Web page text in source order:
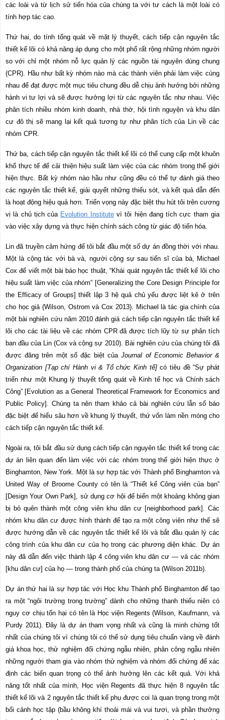
các loài và từ lịch sử tiến hóa của chúng ta với tư cách là một loài có
tính hợp tác cao.
Thứ hai, do tính tổng quát về mặt lý thuyết, cách tiếp cận nguyên tắc
thiết kế lõi có khả năng áp dụng cho một phổ rất rộng những nhóm người
so với chỉ một nhóm nỗ lực quản lý các nguồn tài nguyên dùng chung
(CPR). Hầu như bất kỳ nhóm nào mà các thành viên phải làm việc cùng
nhau để đạt được một mục tiêu chung đều dễ chịu ảnh hưởng bởi những
hành vi tư lợi và sẽ được hưởng lợi từ các nguyên tắc như nhau. Việc
phân tích nhiều nhóm kinh doanh, nhà thờ, hội tình nguyện và khu dân
cư đô thị sẽ mang lại kết quả tương tự như phân tích của Lin về các
nhóm CPR.
Thứ ba, cách tiếp cận nguyên tắc thiết kế lõi có thể cung cấp một khuôn
khổ thực tế để cải thiện hiệu suất làm việc của các nhóm trong thế giới
hiện thực. Bất kỳ nhóm nào hầu như cũng đều có thể tự đánh giá theo
các nguyên tắc thiết kế, giải quyết những thiếu sót, và kết quả dẫn đến
là hoạt động hiệu quả hơn. Triển vọng này đặc biệt thu hút tôi trên cương
vị là chủ tịch của Evolution Institutevì tôi hiện đang tích cực tham gia
vào việc xây dựng và thực hiện chính sách công từ giác độ tiến hóa.
Lin đã truyền cảm hứng để tôi bắt đầu một số dự án đồng thời với nhau.
Một là cộng tác với bà và, người cộng sự sau tiến sĩ của bà, Michael
Cox để viết một bài báo học thuật, “Khái quát nguyên tắc thiết kế lõi cho
hiệu suất làm việc của nhóm” [Generalizing the Core Design Principle for
the Efficacy of Groups] thiết lập 3 hệ quả chủ yếu được liệt kê ở trên
cho học giả (Wilson, Ostrom và Cox 2013). Michael là tác gia chính của
một bài nghiên cứu năm 2010 đánh giá cách tiếp cận nguyên tắc thiết kế
lõi cho các tài liệu về các nhóm CPR đã được tích lũy từ sự phân tích
ban đầu của Lin (Cox và cộng sự 2010). Bài nghiên cứu của chúng tôi đã
được đăng trên một số đặc biệt củaJournal of Economic Behavior &
Organization [Tạp chí Hành vi & Tổ chức Kinh tế]có tiêu đề “Sự phát
triển như một Khung lý thuyết tổng quát về Kinh tế học và Chính sách
Công” [Evolution as a General Theoretical Framework for Economics and
Public Policy]. Chúng ta nên tham khảo cả bài nghiên cứu lẫn số báo
đặc biệt để hiểu sâu hơn về khung lý thuyết, thứ vốn làm nền móng cho
cách tiếp cận nguyên tắc thiết kế.
Ngoài ra, tôi bắt đầu sử dụng cách tiếp cận nguyên tắc thiết kế trong các
dự án liên quan đến làm việc với các nhóm trong thế giới hiện thực ở
Binghamton, New York. Một là sự hợp tác với Thành phố Binghamton và
United Way of Broome County có tên là “Thiết kế Công viên của bạn”
[Design Your Own Park], sử dụng cơ hội để biến một khoảng không gian
bị bỏ quên thành một công viên khu dân cư [neighborhood park]. Các
nhóm khu dân cư được hình thành để tạo ra một công viên như thế sẽ
được hướng dẫn về các nguyên tắc thiết kế lõi và bắt đầu quản lý các
công trình của khu dân cư của họ trong các phương diện khác. Dự án
này đã dẫn đến việc thành lập 4 công viên khu dân cư — và các nhóm
[khu dân cư] của họ — trong thành phố của chúng ta (Wilson 2011b).
Dự án thứ hai là sự hợp tác với Học khu Thành phố Binghamton để tạo
ra một “ngôi trường trong trường” dành cho những thanh thiếu niên có
nguy cơ chịu tổn hại có tên là Học viện Regents (Wilson, Kaufmann, và
Purdy 2011). Đây là dự án tham vọng nhất và cũng là minh chứng tốt
nhất của chúng tôi vì chúng tôi có thể sử dụng tiêu chuẩn vàng về đánh
giá khoa học, thử nghiệm đối chứng ngẫu nhiên, phân công ngẫu nhiên
những người tham gia vào nhóm thử nghiệm và nhóm đối chứng để xác
định các biến quan trọng có thể ảnh hưởng lên các kết quả. Với khả
năng tốt nhất của mình, Học viện Regents đã thực hiện 8 nguyên tắc
thiết kế lõi và 2 nguyên tắc thiết kế phụ được coi là quan trọng trong một
bối cảnh học tập (bầu không khí thoải mái và vui tươi, và phần thưởng